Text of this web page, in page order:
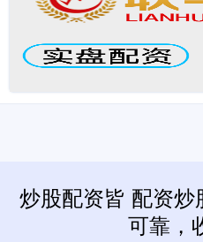
炒股配资皆 配资
可靠，